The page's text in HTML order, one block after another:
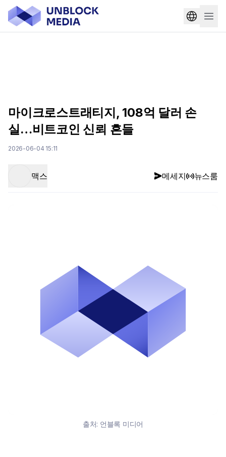
마이크로스트래티지, 108억 달러 손
실…비트코인 신뢰 흔들
2026-06-04 15:11
맥스 메세지 뉴스룸
출처: 언블록 미디어